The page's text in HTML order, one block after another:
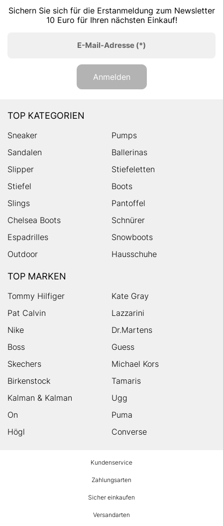
Sichern Sie sich für die Erstanmeldung zum Newsletter
10 Euro für Ihren nächsten Einkauf!
E-Mail-Adresse (*)
Anmelden
TOP KATEGORIEN
Sneaker
Pumps
Sandalen
Ballerinas
Slipper
Stiefeletten
Stiefel
Boots
Slings
Pantoffel
Chelsea Boots
Schnürer
Espadrilles
Snowboots
Outdoor
Hausschuhe
TOP MARKEN
Tommy Hilfiger
Kate Gray
Pat Calvin
Lazzarini
Nike
Dr.Martens
Boss
Guess
Skechers
Michael Kors
Birkenstock
Tamaris
Kalman & Kalman
Ugg
On
Puma
Högl
Converse
Kundenservice
Zahlungsarten
Sicher einkaufen
Versandarten